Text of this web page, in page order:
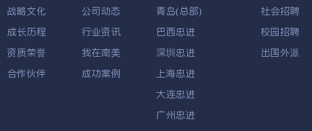
战略文化
成长历程
资质荣誉
合作伙伴
公司动态
行业资讯
我在南美
成功案例
青岛(总部)
巴西忠进
深圳忠进
上海忠进
大连忠进
广州忠进
社会招聘
校园招聘
出国外派